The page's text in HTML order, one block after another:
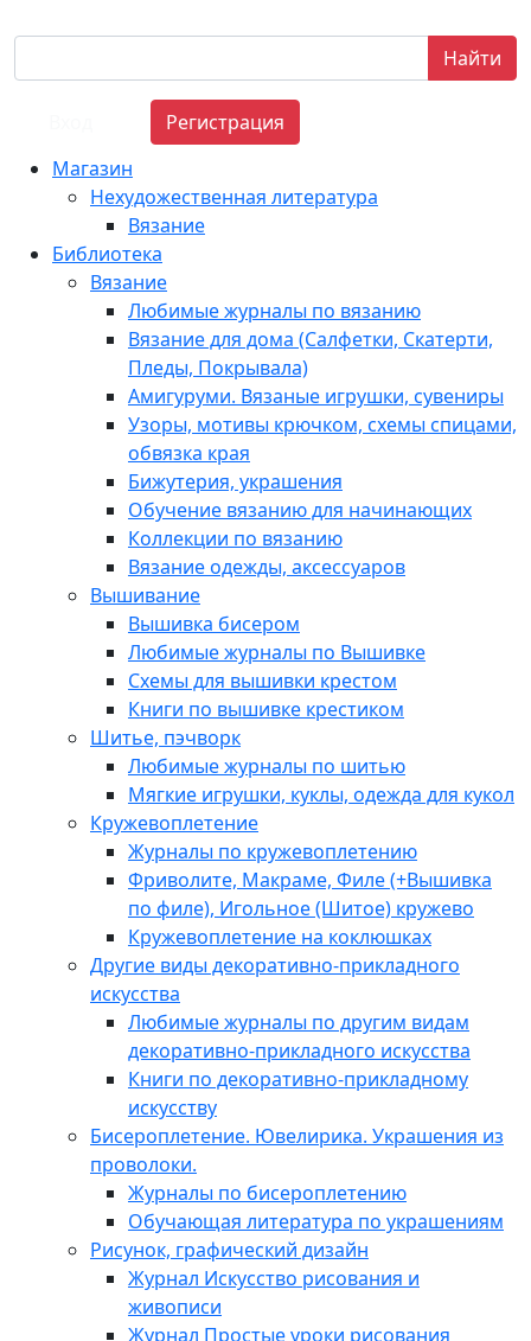
Найти
Регистрация
Магазин
Нехудожественная литература
Вязание
Библиотека
Вязание
Любимые журналы по вязанию
Вязание для дома (Салфетки, Скатерти,
Пледы, Покрывала)
Амигуруми. Вязаные игрушки, сувениры
Узоры, мотивы крючком, схемы спицами,
обвязка края
Бижутерия, украшения
Обучение вязанию для начинающих
Коллекции по вязанию
Вязание одежды, аксессуаров
Вышивание
Вышивка бисером
Любимые журналы по Вышивке
Схемы для вышивки крестом
Книги по вышивке крестиком
Шитье, пэчворк
Любимые журналы по шитью
Мягкие игрушки, куклы, одежда для кукол
Кружевоплетение
Журналы по кружевоплетению
Фриволите, Макраме, Филе (+Вышивка
по филе), Игольное (Шитое) кружево
Кружевоплетение на коклюшках
Другие виды декоративно-прикладного
искусства
Любимые журналы по другим видам
декоративно-прикладного искусства
Книги по декоративно-прикладному
искусству
Бисероплетение. Ювелирика. Украшения из
проволоки.
Журналы по бисероплетению
Обучающая литература по украшениям
Рисунок, графический дизайн
Журнал Искусство рисования и
живописи
Журнал Простые уроки рисования